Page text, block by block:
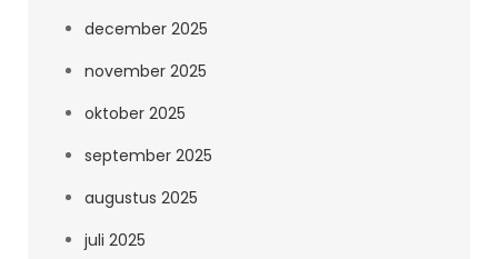
december 2025
november 2025
oktober 2025
september 2025
augustus 2025
juli 2025